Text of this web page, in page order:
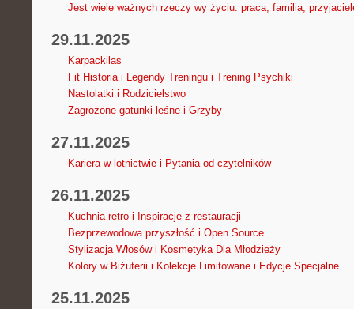
Jest wiele ważnych rzeczy wy życiu: praca, familia,
29.11.2025
Karpackilas
Fit Historia i Legendy Treningu i Trening Psychiki
Nastolatki i Rodzicielstwo
Zagrożone gatunki leśne i Grzyby
27.11.2025
Kariera w lotnictwie i Pytania od czytelników
26.11.2025
Kuchnia retro i Inspiracje z restauracji
Bezprzewodowa przyszłość i Open Source
Stylizacja Włosów i Kosmetyka Dla Młodzieży
Kolory w Biżuterii i Kolekcje Limitowane i Edycje Specjalne
25.11.2025